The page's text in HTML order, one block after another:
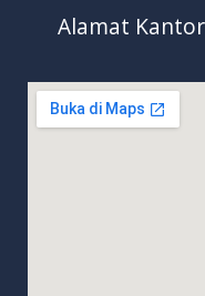
Alamat